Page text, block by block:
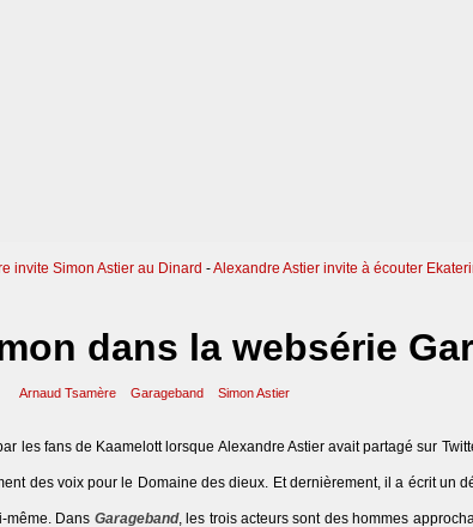
invite Simon Astier au Dinard -Alexandre Astier invite à écouter
dans la websérie
Arnaud Tsamère Garageband Simon Astier
les fans de Kaamelott lorsque Alexandre Astier avait partagé sur
des voix pour le Domaine des dieux. Et dernièrement, il a écrit un
Dans Garageband, les trois acteurs sont des hommes